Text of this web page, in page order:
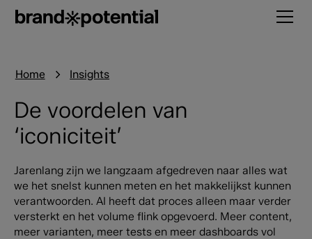
Home Insights
De voordelen van
‘iconiciteit’
Jarenlang zijn we langzaam afgedreven naar alles wat
we het snelst kunnen meten en het makkelijkst kunnen
verantwoorden. AI heeft dat proces alleen maar verder
versterkt en het volume flink opgevoerd. Meer content,
meer varianten, meer tests en meer dashboards vol